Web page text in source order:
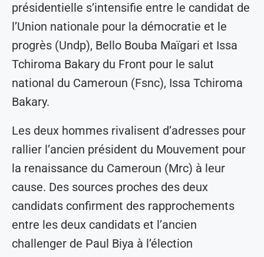
présidentielle s’intensifie entre le candidat de
l’Union nationale pour la démocratie et le
progrès (Undp), Bello Bouba Maïgari et Issa
Tchiroma Bakary du Front pour le salut
national du Cameroun (Fsnc), Issa Tchiroma
Bakary.
Les deux hommes rivalisent d’adresses pour
rallier l’ancien président du Mouvement pour
la renaissance du Cameroun (Mrc) à leur
cause. Des sources proches des deux
candidats confirment des rapprochements
entre les deux candidats et l’ancien
challenger de Paul Biya à l’élection